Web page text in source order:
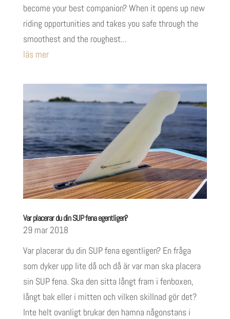
become your best companion? When it opens up new
riding opportunities and takes you safe through the
smoothest and the roughest...
läs mer
Var placerar du din SUP fena egentligen?
29 mar 2018
Var placerar du din SUP fena egentligen? En fråga
som dyker upp lite då och då är var man ska placera
sin SUP fena. Ska den sitta långt fram i fenboxen,
långt bak eller i mitten och vilken skillnad gör det?
Inte helt ovanligt brukar den hamna någonstans i